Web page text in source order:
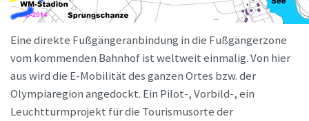
Eine direkte Fußgängeranbindung in die Fußgängerzone
vom kommenden Bahnhof ist weltweit einmalig. Von hier
aus wird die E-Mobilität des ganzen Ortes bzw. der
Olympiaregion angedockt. Ein Pilot-, Vorbild-, ein
Leuchtturmprojekt für die Tourismusorte der